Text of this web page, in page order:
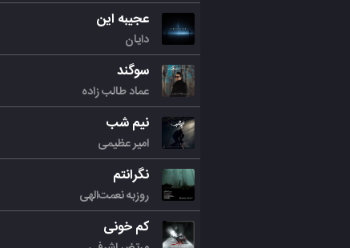
عجیبه این
دایان
سوگند
عماد طالب زاده
نیم شب
امیر عظیمی
نگرانتم
روزبه نعمت‌الهی
کم خونی